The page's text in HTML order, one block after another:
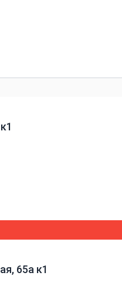
аксессуары
анкеры и комплектующие
65а к1